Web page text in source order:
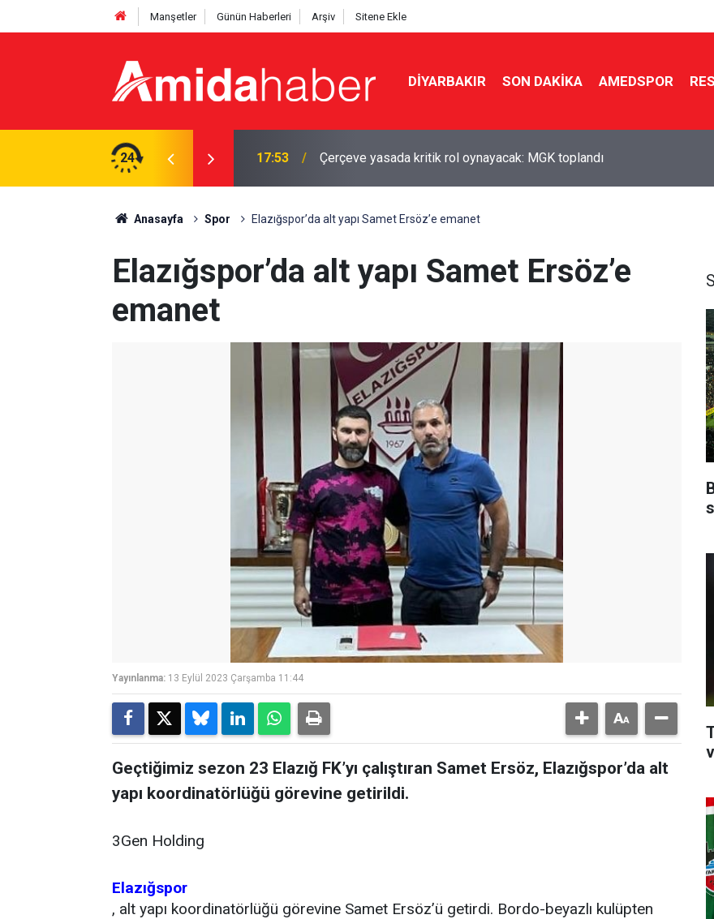
Manşetler Günün Haberleri Arşiv Sitene Ekle
DIYARBAKIR SON DAKIKA AMEDSPOR
24 17:12 Bingöl'de zincirleme kaza: 5 yaralı
Anasayfa Spor Elazığspor’da alt yapı Samet Ersöz’e emanet
Elazığspor’da alt yapı Samet Ersöz’e
emanet
Yayınlanma: 13 Eylül 2023 Çarşamba 11:44
Geçtiğimiz sezon 23 Elazığ FK’yı çalıştıran Samet Ersöz, Elazığspor’da alt
yapı koordinatörlüğü görevine getirildi.
3Gen Holding
Elazığspor
, alt yapı koordinatörlüğü görevine Samet Ersöz’ü getirdi. Bordo-beyazlı kulüpten